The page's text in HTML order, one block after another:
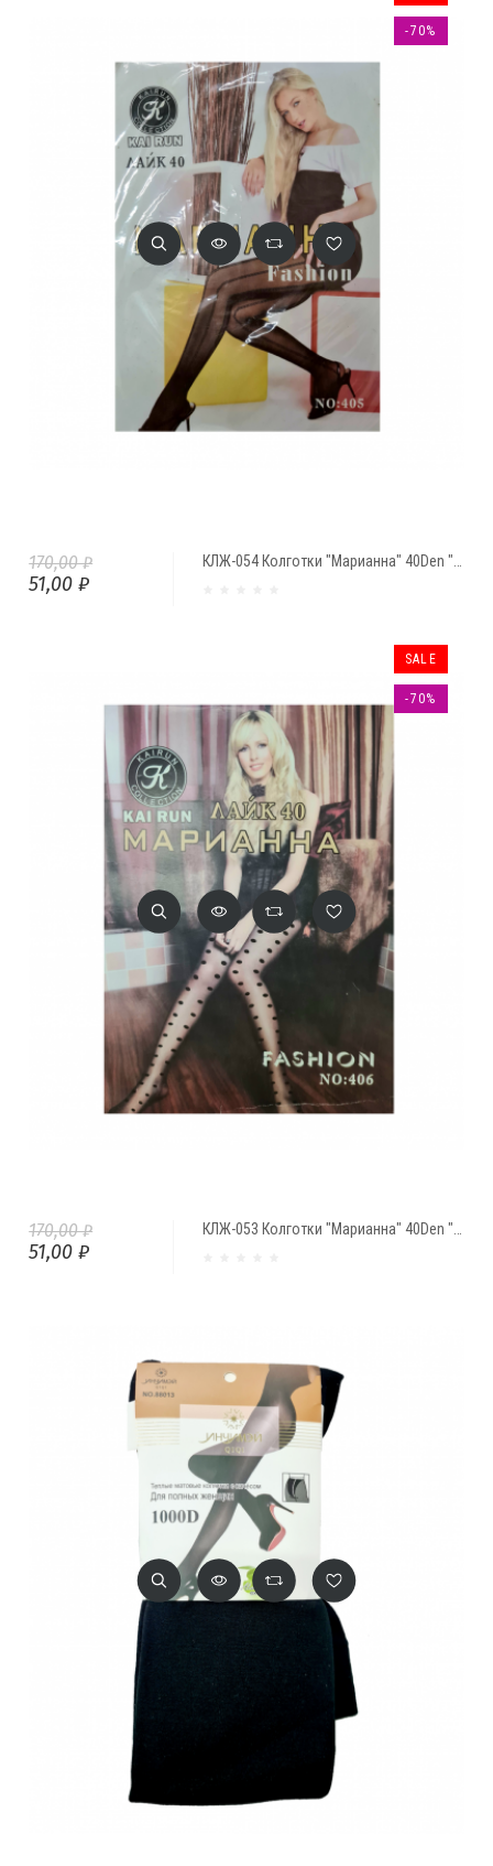
170,00 ₽
51,00 ₽
-70%
КЛЖ-053 Колготки "Марианна" 40Den "Горох" (№406)
170,00 ₽
51,00 ₽
SALE
-70%